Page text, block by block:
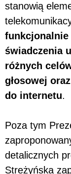
stanowią
funkcjonalnie
świadczenia
różnych
głosowej
do internetu.
Poza tym
detalicznych
Streżyńska